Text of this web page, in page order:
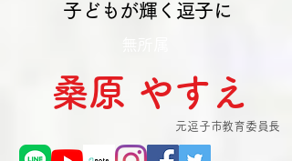
子どもが輝く逗子に
​桑原 やすえ
​元逗子市教育委員長